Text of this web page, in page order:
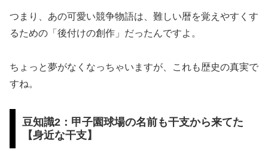
つまり、あの可愛い競争物語は、難しい暦を覚えやすくす
るための「後付けの創作」だったんですよ。
ちょっと夢がなくなっちゃいますが、これも歴史の真実で
すね。
豆知識2：甲子園球場の名前も干支から来てた
【身近な干支】